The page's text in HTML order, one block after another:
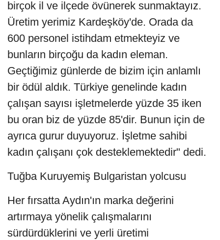
birçok il ve ilçede övünerek sunmaktayız.
Üretim yerimiz Kardeşköy'de. Orada da
600 personel istihdam etmekteyiz ve
bunların birçoğu da kadın eleman.
Geçtiğimiz günlerde de bizim için anlamlı
bir ödül aldık. Türkiye genelinde kadın
çalışan sayısı işletmelerde yüzde 35 iken
bu oran biz de yüzde 85'dir. Bunun için de
ayrıca gurur duyuyoruz. İşletme sahibi
kadın çalışanı çok desteklemektedir" dedi.
Tuğba Kuruyemiş Bulgaristan yolcusu
Her fırsatta Aydın'ın marka değerini
artırmaya yönelik çalışmalarını
sürdürdüklerini ve yerli üretimi